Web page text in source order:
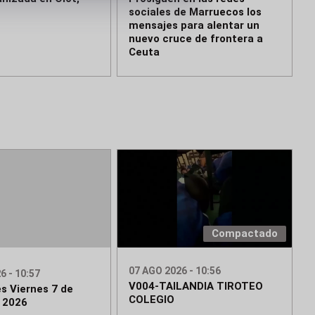
sociales de Marruecos los
mensajes para alentar un
nuevo cruce de frontera a
Ceuta
- 10:57
Viernes 7 de
Compactado
07 AGO 2026 - 10:56
V004-TAILANDIA TIROTEO
COLEGIO